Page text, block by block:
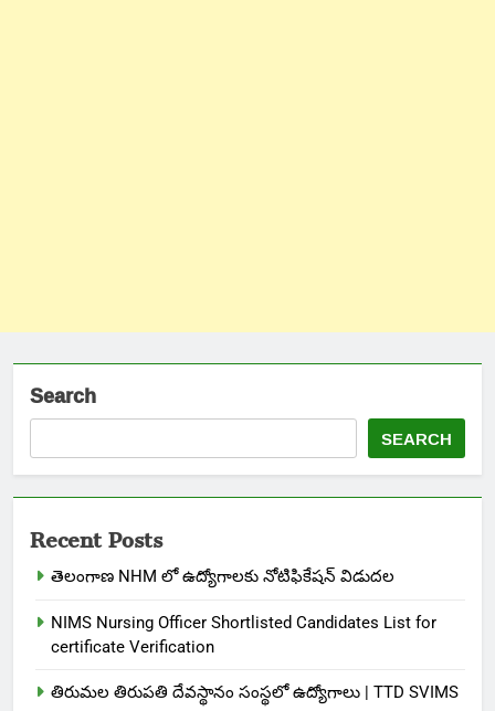
Search
SEARCH
Recent Posts
తెలంగాణ NHM లో ఉద్యోగాలకు నోటిఫికేషన్ విడుదల
NIMS Nursing Officer Shortlisted Candidates List for
certificate Verification
తిరుమల తిరుపతి దేవస్థానం సంస్థలో ఉద్యోగాలు | TTD SVIMS